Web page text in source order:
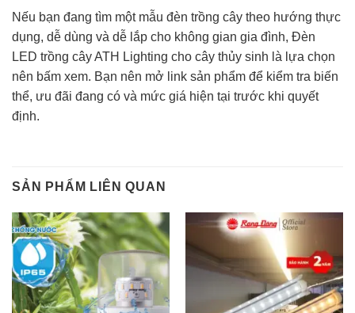
Nếu bạn đang tìm một mẫu đèn trồng cây theo hướng thực
dụng, dễ dùng và dễ lắp cho không gian gia đình, Đèn
LED trồng cây ATH Lighting cho cây thủy sinh là lựa chọn
nên bấm xem. Bạn nên mở link sản phẩm để kiểm tra biến
thể, ưu đãi đang có và mức giá hiện tại trước khi quyết
định.
SẢN PHẨM LIÊN QUAN